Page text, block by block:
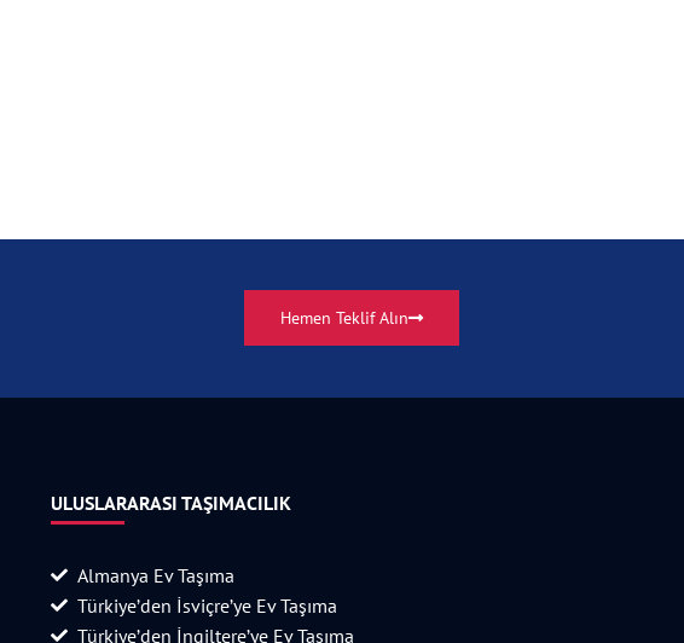
Hemen Teklif Alın
ULUSLARARASI TAŞIMACILIK
Almanya Ev Taşıma
Türkiye’den İsviçre’ye Ev Taşıma
Türkiye’den İngiltere’ye Ev Taşıma